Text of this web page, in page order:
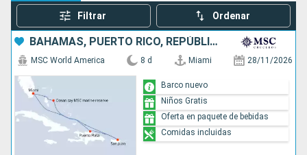
Filtrar Ordenar
BAHAMAS, PUERTO RICO, REPÚBLICA DOMINICANA, ESTADOS UNIDOS
MSC World America 8 d Miami 28/11/2026
Barco nuevo
Niños Gratis
Oferta en paquete de bebidas
Comidas incluidas